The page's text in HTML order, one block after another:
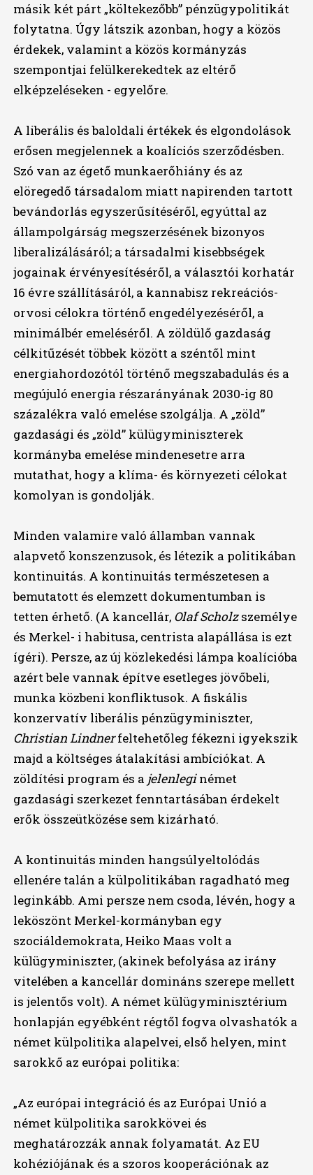
másik két párt „költekezőbb” pénzügypolitikát
folytatna. Úgy látszik azonban, hogy a közös
érdekek, valamint a közös kormányzás
szempontjai felülkerekedtek az eltérő
elképzeléseken - egyelőre.
A liberális és baloldali értékek és elgondolások
erősen megjelennek a koalíciós szerződésben.
Szó van az égető munkaerőhiány és az
elöregedő társadalom miatt napirenden tartott
bevándorlás egyszerűsítéséről, egyúttal az
állampolgárság megszerzésének bizonyos
liberalizálásáról; a társadalmi kisebbségek
jogainak érvényesítéséről, a választói korhatár
16 évre szállításáról, a kannabisz rekreációs-
orvosi célokra történő engedélyezéséről, a
minimálbér emeléséről. A zöldülő gazdaság
célkitűzését többek között a széntől mint
energiahordozótól történő megszabadulás és a
megújuló energia részarányának 2030-ig 80
százalékra való emelése szolgálja. A „zöld”
gazdasági és „zöld” külügyminiszterek
kormányba emelése mindenesetre arra
mutathat, hogy a klíma- és környezeti célokat
komolyan is gondolják.
Minden valamire való államban vannak
alapvető konszenzusok, és létezik a politikában
kontinuitás. A kontinuitás természetesen a
bemutatott és elemzett dokumentumban is
tetten érhető. (A kancellár, Olaf Scholzszemélye
és Merkel- i habitusa, centrista alapállása is ezt
ígéri). Persze, az új közlekedési lámpa koalícióba
azért bele vannak építve esetleges jövőbeli,
munka közbeni konfliktusok. A fiskális
konzervatív liberális pénzügyminiszter,
Christian Lindnerfeltehetőleg fékezni igyekszik
majd a költséges átalakítási ambíciókat. A
zöldítési program és a jelenleginémet
gazdasági szerkezet fenntartásában érdekelt
erők összeütközése sem kizárható.
A kontinuitás minden hangsúlyeltolódás
ellenére talán a külpolitikában ragadható meg
leginkább. Ami persze nem csoda, lévén, hogy a
leköszönt Merkel-kormányban egy
szociáldemokrata, Heiko Maas volt a
külügyminiszter, (akinek befolyása az irány
vitelében a kancellár domináns szerepe mellett
is jelentős volt). A német külügyminisztérium
honlapján egyébként régtől fogva olvashatók a
német külpolitika alapelvei, első helyen, mint
sarokkő az európai politika:
„Az európai integráció és az Európai Unió a
német külpolitika sarokkövei és
meghatározzák annak folyamatát. Az EU
kohéziójának és a szoros kooperációnak az